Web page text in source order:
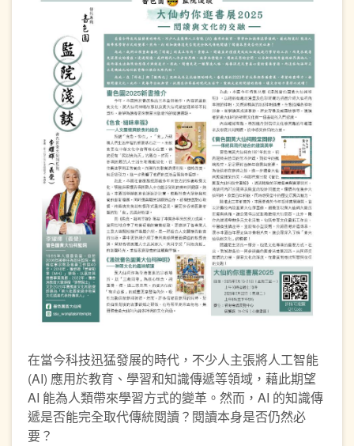
在當今科技迅猛發展的時代，不少人主張將人工智能
(AI) 應用於教育、學習和知識傳遞等領域，藉此期望
AI 能為人類帶來學習方式的變革。然而，AI 的知識傳
遞是否能完全取代傳統閱讀？閱讀本身是否仍然必
要？